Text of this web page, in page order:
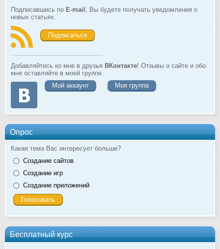
Подписавшись по E-mail , Вы будете получать уведомления о
новых статьях.
Подписаться
Добавляйтесь ко мне в друзья ВКонтакте! Отзывы о сайте и обо
мне оставляйте в моей группе.
Мой аккаунт
Моя группа
Опрос
Какая тема Вас интересует больше?
Создание сайтов
Создание игр
Создание приложений
Бесплатный курс